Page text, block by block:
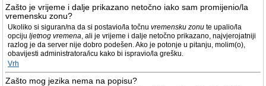
Zašto je vrijeme i dalje prikazano netočno iako sam promijenio/la
vremensku zonu?
Ukoliko si siguran/na da si postavio/la točnu vremensku zonu te upalio/la
opciju ljetnog vremena, ali je vrijeme i dalje netočno prikazano, najvjerojatniji
razlog je da server nije dobro podešen. Ako je potonje u pitanju, molim(o),
obavijesti administratora/icu kako bi ispravio/la grešku.
Vrh
Zašto mog jezika nema na popisu?